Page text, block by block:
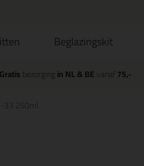
Beglazingskit
Gratisbezorgingin NL & BEvanaf 75,-
250ml